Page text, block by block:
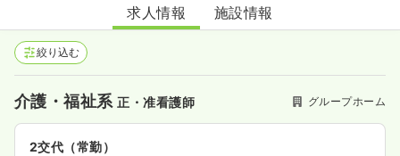
グループホームメイプル
求人情報 施設情報
絞り込む
介護・福祉系正・准看護師 グループホーム
2交代（常勤）